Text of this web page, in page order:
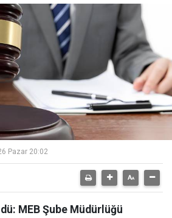
Pazar 20:02
MEB Şube Müdürlüğü